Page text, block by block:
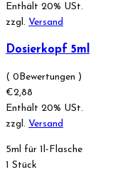
Enthält 20% USt.
zzgl. Versand
Dosierkopf 5ml
( 0Bewertungen )
€2,88
Enthält 20% USt.
zzgl. Versand
5ml für 1l-Flasche
1 Stück